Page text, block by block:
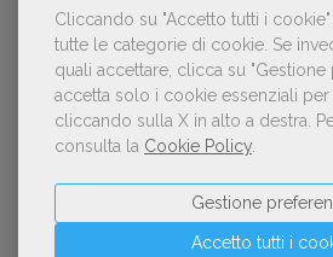
Cliccando su "Accetto tutti i cookie"
tutte le categorie di cookie. Se
quali accettare, clicca su
accetta solo i cookie essenziali
cliccando sulla X in alto a destra.
consulta la Cookie Policy
Accetto tutti i
Gestione
NOTIZIE DALL'AIE
Il Premio Inge
candidature per la
dedicata al tema della